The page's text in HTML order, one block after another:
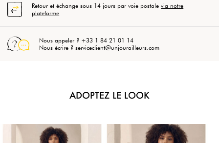
Retour et échange sous 14 jours par voie postalevia notre
plateforme
Nous appeler ? +33 1 84 21 01 14
Nous écrire ? serviceclient@unjourailleurs.com
ADOPTEZ LE LOOK